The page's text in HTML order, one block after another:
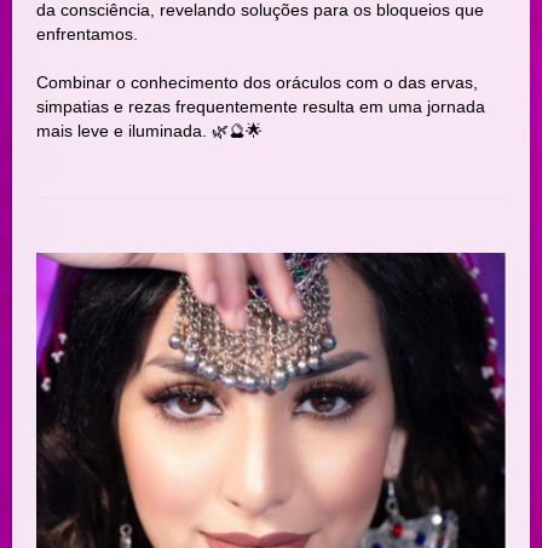
da consciência, revelando soluções para os bloqueios que
enfrentamos.
Combinar o conhecimento dos oráculos com o das ervas,
simpatias e rezas frequentemente resulta em uma jornada
mais leve e iluminada. 🌿🔮🌟